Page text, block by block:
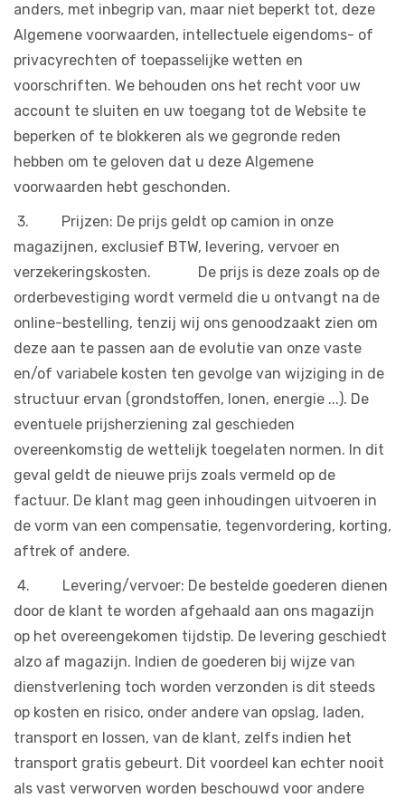
anders, met inbegrip van, maar niet beperkt tot, deze
Algemene voorwaarden, intellectuele eigendoms- of
privacyrechten of toepasselijke wetten en
voorschriften. We behouden ons het recht voor uw
account te sluiten en uw toegang tot de Website te
beperken of te blokkeren als we gegronde reden
hebben om te geloven dat u deze Algemene
voorwaarden hebt geschonden.
3. Prijzen: De prijs geldt op camion in onze
magazijnen, exclusief BTW, levering, vervoer en
verzekeringskosten. De prijs is deze zoals op de
orderbevestiging wordt vermeld die u ontvangt na de
online-bestelling, tenzij wij ons genoodzaakt zien om
deze aan te passen aan de evolutie van onze vaste
en/of variabele kosten ten gevolge van wijziging in de
structuur ervan (grondstoffen, lonen, energie ...). De
eventuele prijsherziening zal geschieden
overeenkomstig de wettelijk toegelaten normen. In dit
geval geldt de nieuwe prijs zoals vermeld op de
factuur. De klant mag geen inhoudingen uitvoeren in
de vorm van een compensatie, tegenvordering, korting,
aftrek of andere.
4. Levering/vervoer: De bestelde goederen dienen
door de klant te worden afgehaald aan ons magazijn
op het overeengekomen tijdstip. De levering geschiedt
alzo af magazijn. Indien de goederen bij wijze van
dienstverlening toch worden verzonden is dit steeds
op kosten en risico, onder andere van opslag, laden,
transport en lossen, van de klant, zelfs indien het
transport gratis gebeurt. Dit voordeel kan echter nooit
als vast verworven worden beschouwd voor andere